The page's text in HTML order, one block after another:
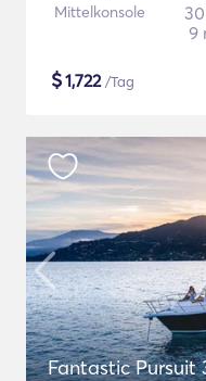
Mittelkonsole
9
$1,722/Tag
Fantastic Pursuit